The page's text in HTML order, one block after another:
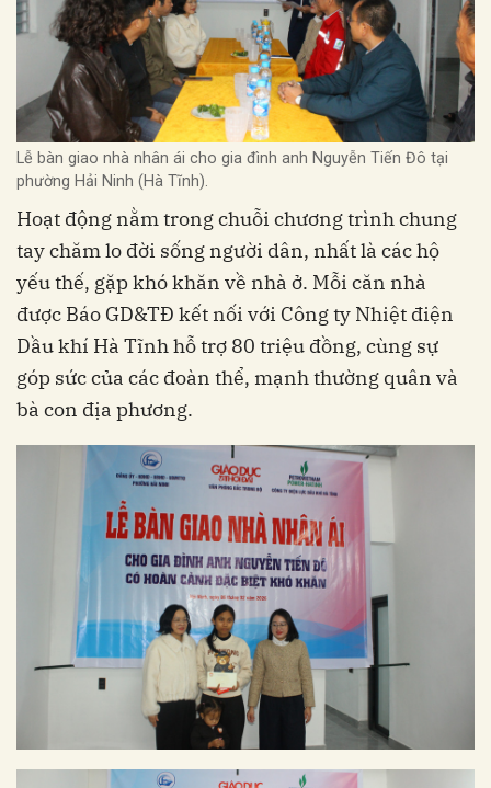
Lễ bàn giao nhà nhân ái cho gia đình anh Nguyễn Tiến Đô tại
phường Hải Ninh (Hà Tĩnh).
Hoạt động nằm trong chuỗi chương trình chung
tay chăm lo đời sống người dân, nhất là các hộ
yếu thế, gặp khó khăn về nhà ở. Mỗi căn nhà
được Báo GD&TĐ kết nối với Công ty Nhiệt điện
Dầu khí Hà Tĩnh hỗ trợ 80 triệu đồng, cùng sự
góp sức của các đoàn thể, mạnh thường quân và
bà con địa phương.